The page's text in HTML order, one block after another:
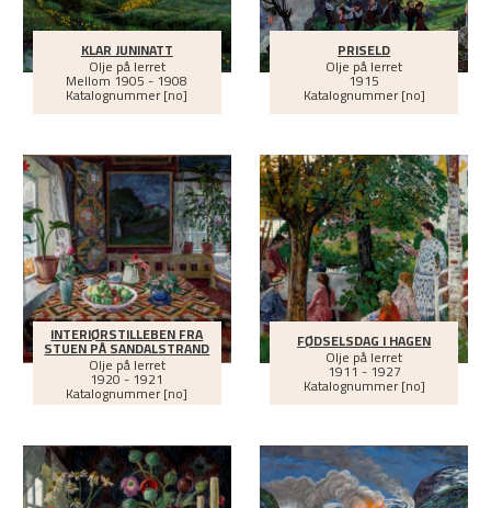
KLAR JUNINATT
Olje på lerret
Mellom 1905 - 1908
Katalognummer [no]
PRISELD
Olje på lerret
1915
Katalognummer [no]
INTERIØRSTILLEBEN FRA
STUEN PÅ SANDALSTRAND
Olje på lerret
1920 - 1921
Katalognummer [no]
FØDSELSDAG I HAGEN
Olje på lerret
1911 - 1927
Katalognummer [no]